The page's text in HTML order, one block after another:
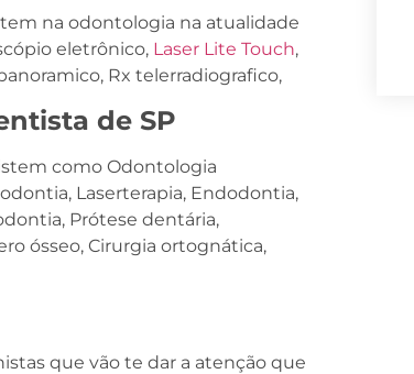
na odontologia na atualidade
eletrônico, Laser Lite Touch,
Rx telerradiografico,
de SP
como Odontologia
Laserterapia, Endodontia,
Prótese dentária,
ósseo, Cirurgia ortognática,
que vão te dar a atenção que